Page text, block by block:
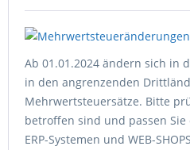
Ab 01.01.2024 ändern sich in
in den angrenzenden
Mehrwertsteuersätze. Bitte
betroffen sind und passen
ERP-Systemen und WEB-